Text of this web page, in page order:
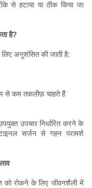
से हटाया या ठीक किया जा
है?
लिए अनुशंसित की जाती है:
से कम तकलीफ़ चाहते हैं
उपचार निर्धारित करने के
सर्जन से गहन परामर्श
को रोकने के लिए जीवनशैली में